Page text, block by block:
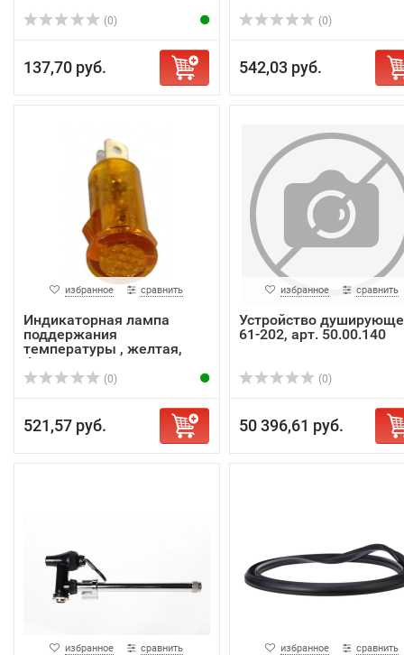
(0)
137,70 руб.
(0)
542,03 руб.
избранное сравнить
Индикаторная лампа
поддержания
температуры , желтая,
d=10 мм
(0)
521,57 руб.
избранное сравнить
Устройство
61-202, арт. 50.00.140
(0)
50 396,61 руб.
избранное сравнить избранное сравнить